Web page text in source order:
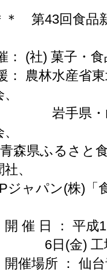
＊ 第43回食品
： (社) 菓子・
： 農林水産省
県・山形県
森県ふるさと
、
ジャパン(株)「
開 催 日 ： 平成
(金) 工場
開催場所 ： 仙